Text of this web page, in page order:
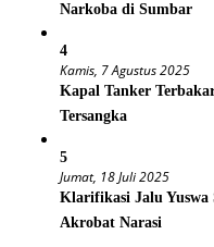
Narkoba di Sumbar
4
Kamis, 7 Agustus 2025
Kapal Tanker
Tersangka
5
Jumat, 18 Juli 2025
Klarifikasi Jalu Yuswa
Akrobat Narasi